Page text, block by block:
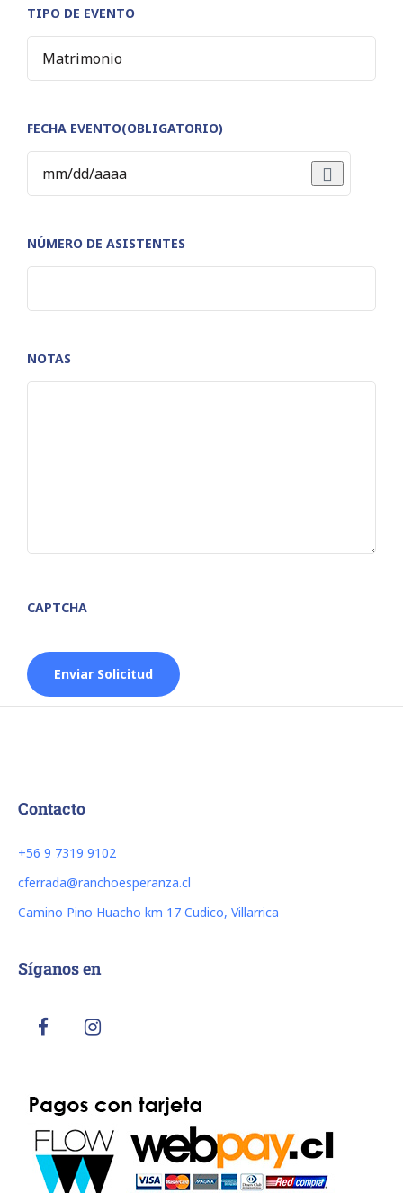
TIPO DE EVENTO
FECHA EVENTO(OBLIGATORIO)
NÚMERO DE ASISTENTES
NOTAS
CAPTCHA
Enviar Solicitud
Contacto
+56 9 7319 9102
cferrada@ranchoesperanza.cl
Camino Pino Huacho km 17 Cudico, Villarrica
Síganos en